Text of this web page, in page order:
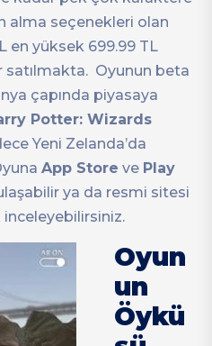
alma seçenekleri olan
en yüksek 699.99 TL
satılmakta. Oyunun beta
çapında piyasaya
Potter: Wizards
Yeni Zelanda’da
App Store ve Play
ya da resmi sitesi
inceleyebilirsiniz.
Oyun
un
Öykü